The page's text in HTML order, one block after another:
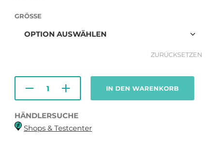
GRÖSSE
ZURÜCKSETZEN
IN DEN WARENKORB
HÄNDLERSUCHE
Shops & Testcenter